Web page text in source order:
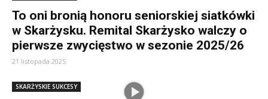
To oni bronią honoru seniorskiej siatkówki
w Skarżysku. Remital Skarżysko walczy o
pierwsze zwycięstwo w sezonie 2025/26
21 listopada 2025
SKARŻYSKIE SUKCESY